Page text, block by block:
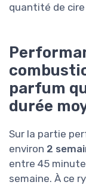
quantité de
parfum
durée
Sur la partie
environ 2
entre 45
semaine. À ce